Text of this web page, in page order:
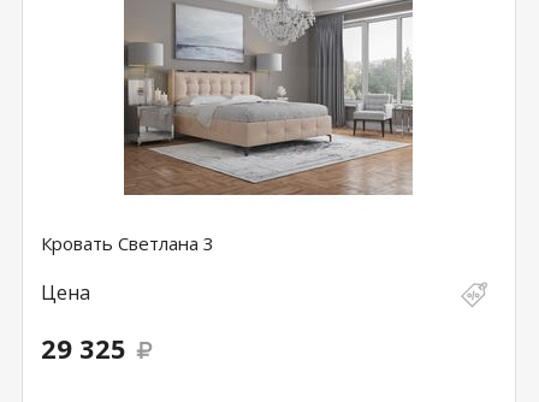
Кровать Светлана 3
Цена
29 325